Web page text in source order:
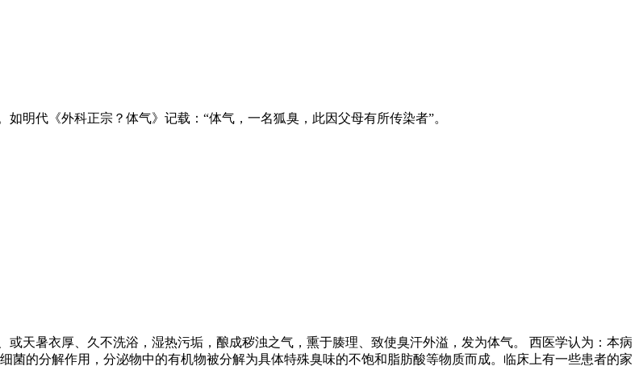
明代《外科正宗？体气》记载：“体气，一名狐臭，此因父母有所传染者”。
天暑衣厚、久不洗浴，湿热污垢，酿成秽浊之气，熏于腠理、致使臭汗外溢，发为体气。 西医学认为：本病
的分解作用，分泌物中的有机物被分解为具体特殊臭味的不饱和脂肪酸等物质而成。临床上有一些患者的家